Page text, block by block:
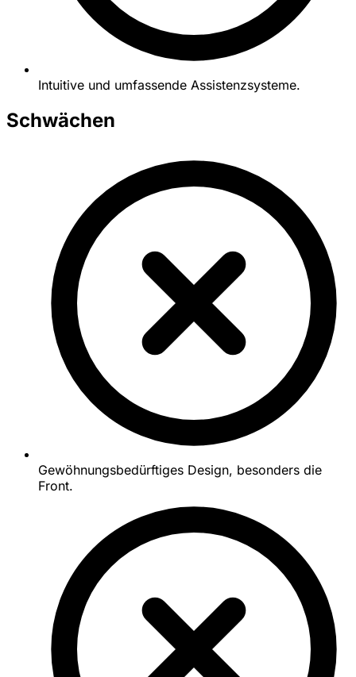
Intuitive und umfassende Assistenzsysteme.
Schwächen
Gewöhnungsbedürftiges Design, besonders die
Front.